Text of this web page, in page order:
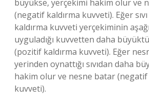
büyükse, yerçekimi hakim olur ve
(negatif kaldırma kuvveti). Eğer
kaldırma kuvveti yerçekiminin
uyguladığı kuvvetten daha
(pozitif kaldırma kuvveti). Eğer
yerinden oynattığı sıvıdan daha
hakim olur ve nesne batar (negatif
kuvveti).